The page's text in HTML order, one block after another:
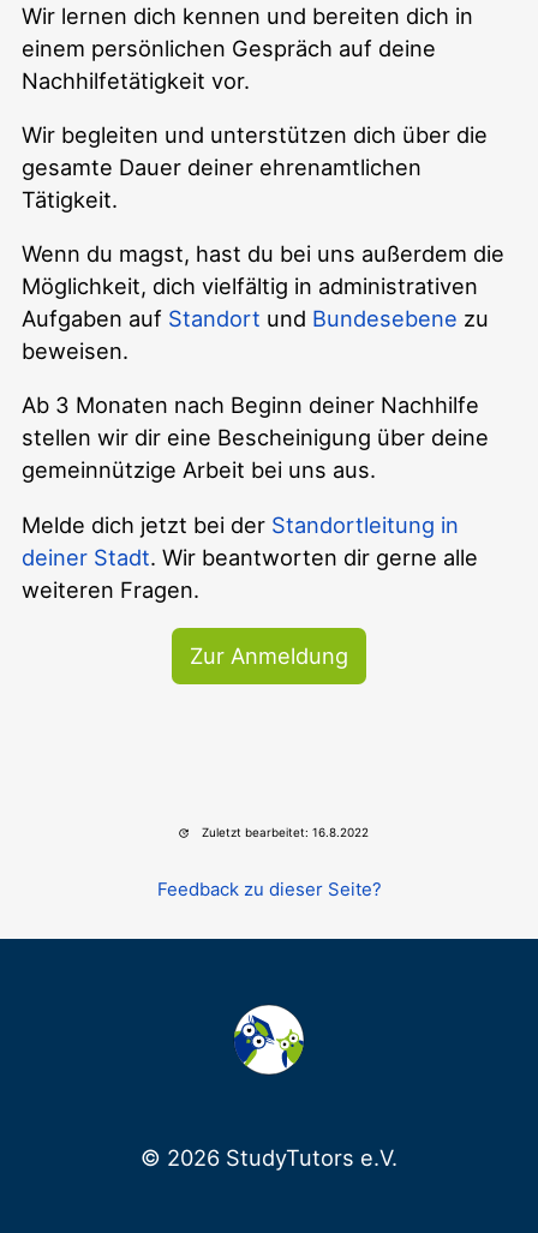
Wir lernen dich kennen und bereiten dich in
einem persönlichen Gespräch auf deine
Nachhilfetätigkeit vor.
Wir begleiten und unterstützen dich über die
gesamte Dauer deiner ehrenamtlichen
Tätigkeit.
Wenn du magst, hast du bei uns außerdem die
Möglichkeit, dich vielfältig in administrativen
Aufgaben auf Standort und Bundesebene zu
beweisen.
Ab 3 Monaten nach Beginn deiner Nachhilfe
stellen wir dir eine Bescheinigung über deine
gemeinnützige Arbeit bei uns aus.
Melde dich jetzt bei der Standortleitung in
deiner Stadt. Wir beantworten dir gerne alle
weiteren Fragen.
Zur Anmeldung
Zuletzt bearbeitet: 16.8.2022
Feedback zu dieser Seite?
© 2026 StudyTutors e.V.